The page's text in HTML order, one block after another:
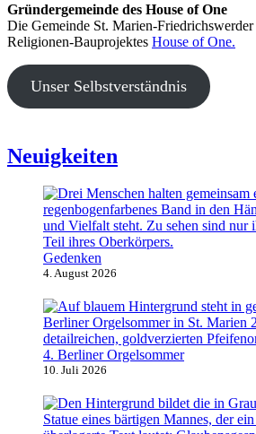
Gründergemeinde des House of One
Die Gemeinde St. Marien-
Religionen-Bauprojektes House of One.
Unser Selbstverständnis
Neuigkeiten
Gedenken
4. August 2026
4. Berliner Orgelsommer
10. Juli 2026